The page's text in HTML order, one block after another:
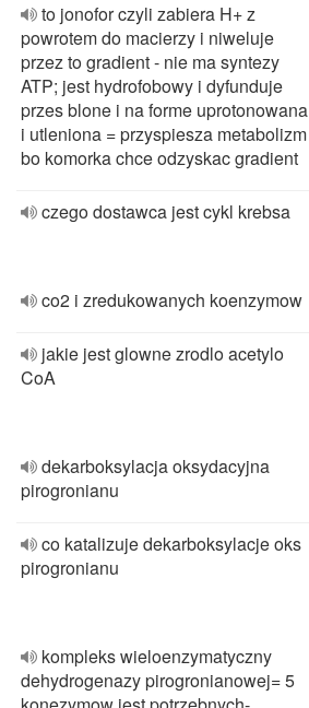
to jonofor czyli zabiera H+ z
powrotem do macierzy i niweluje
przez to gradient - nie ma syntezy
ATP; jest hydrofobowy i dyfunduje
przes blone i na forme uprotonowana
i utleniona = przyspiesza metabolizm
bo komorka chce odzyskac gradient
czego dostawca jest cykl krebsa
co2 i zredukowanych koenzymow
jakie jest glowne zrodlo acetylo
CoA
dekarboksylacja oksydacyjna
pirogronianu
co katalizuje dekarboksylacje oks
pirogronianu
kompleks wieloenzymatyczny
dehydrogenazy pirogronianowej= 5